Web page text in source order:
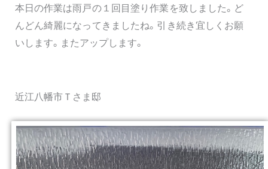
本日の作業は雨戸の１回目塗り作業を致しました。ど
んどん綺麗になってきましたね。引き続き宜しくお願
いします。またアップします。
近江八幡市Ｔさま邸